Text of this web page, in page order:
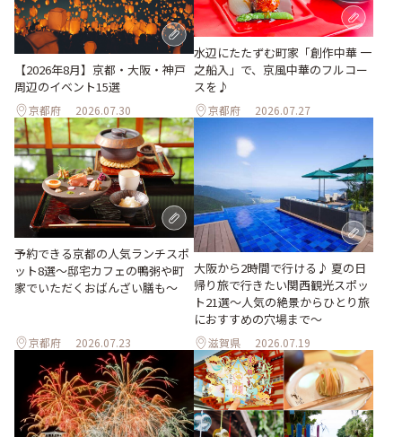
【2026年8月】京都・大阪・神戸
周辺のイベント15選
京都府 2026.07.30
水辺にたたずむ町家「創作中華 一
之船入」で、京風中華のフルコー
スを♪
京都府 2026.07.27
予約できる京都の人気ランチスポ
ット8選～邸宅カフェの鴨粥や町
家でいただくおばんざい膳も～
京都府 2026.07.23
大阪から2時間で行ける♪ 夏の日
帰り旅で行きたい関西観光スポッ
ト21選～人気の絶景からひとり旅
におすすめの穴場まで～
滋賀県 2026.07.19